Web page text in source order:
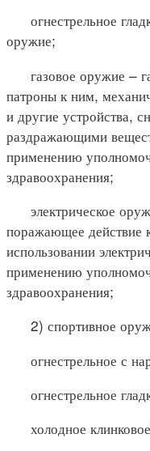
огнестрельное
оружие;
газовое оружие –
патроны к ним,
и другие устройства,
раздражающими
применению
здравоохранения;
электрическое
поражающее действие
использовании
применению
здравоохранения;
2) спортивное
огнестрельное с
огнестрельное
холодное